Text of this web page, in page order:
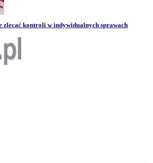
zlecać kontroli w indywidualnych sprawach